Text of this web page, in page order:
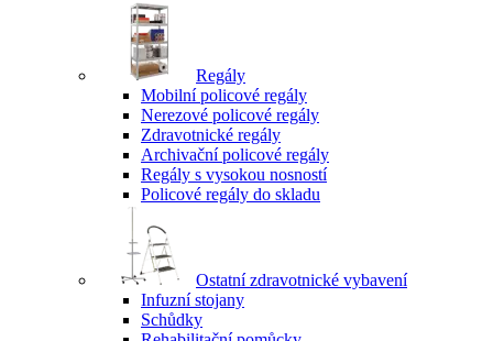
Regály
Mobilní policové regály
Nerezové policové regály
Zdravotnické regály
Archivační policové regály
Regály s vysokou nosností
Policové regály do skladu
Ostatní zdravotnické vybavení
Infuzní stojany
Schůdky